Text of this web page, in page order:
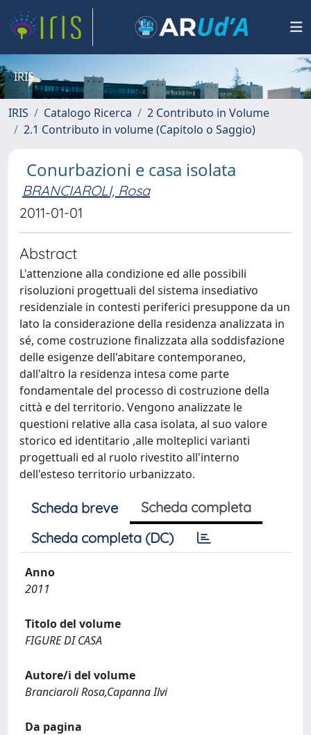
IRIS
IRIS Catalogo Ricerca
2 Contributo in Volume
2.1 Contributo in volume (Capitolo o Saggio)
Conurbazioni e casa isolata
BRANCIAROLI, Rosa
2011-01-01
Abstract
L'attenzione alla condizione ed alle possibili
risoluzioni progettuali del sistema insediativo
residenziale in contesti periferici presuppone da un
lato la considerazione della residenza analizzata in
sé, come costruzione finalizzata alla soddisfazione
delle esigenze dell'abitare contemporaneo,
dall'altro la residenza intesa come parte
fondamentale del processo di costruzione della
città e del territorio. Vengono analizzate le
questioni relative alla casa isolata, al suo valore
storico ed identitario ,alle molteplici varianti
progettuali ed al ruolo rivestito all'interno
dell'esteso territorio urbanizzato.
Scheda breve
Scheda completa
Scheda completa (DC)
Anno
2011
Titolo del volume
FIGURE DI CASA
Autore/i del volume
Branciaroli Rosa,Capanna Ilvi
Da pagina